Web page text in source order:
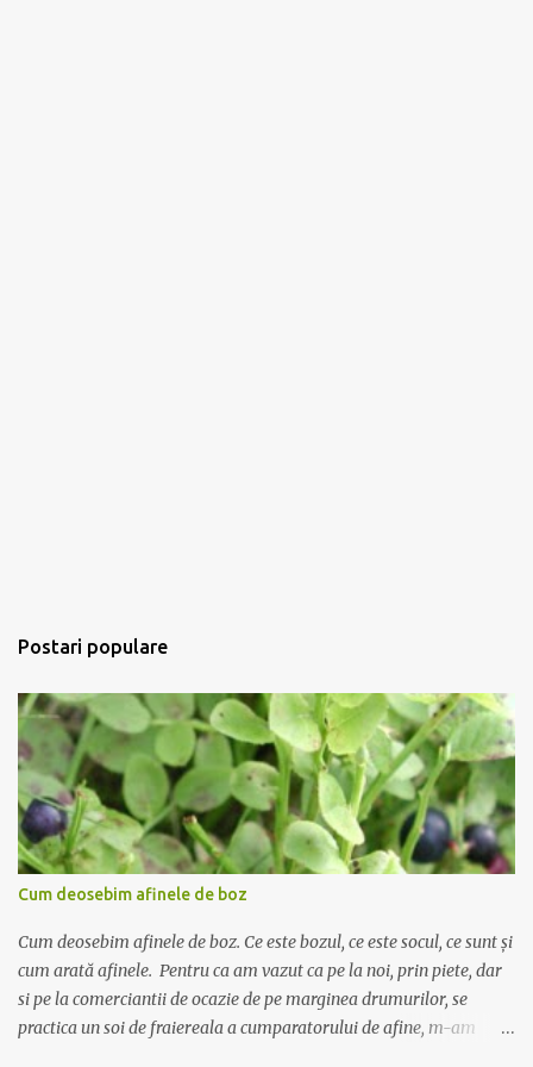
Postari populare
Cum deosebim afinele de boz
Cum deosebim afinele de boz. Ce este bozul, ce este socul, ce sunt și
cum arată afinele. Pentru ca am vazut ca pe la noi, prin piete, dar
si pe la comerciantii de ocazie de pe marginea drumurilor, se
practica un soi de fraiereala a cumparatorului de afine, m-am